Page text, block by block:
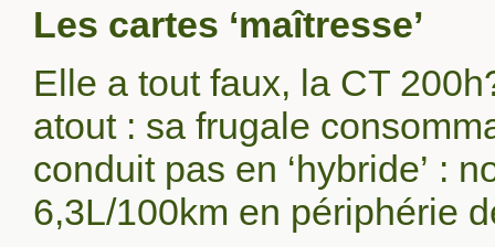
Les cartes ‘maîtresse’
Elle a tout faux, la CT
atout : sa frugale
conduit pas en ‘hybride’ :
6,3L/100km en périphérie